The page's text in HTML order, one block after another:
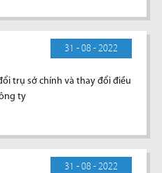
31 - 08 - 2022
trụ sở chính và thay đổi điều
ty
31 - 08 - 2022